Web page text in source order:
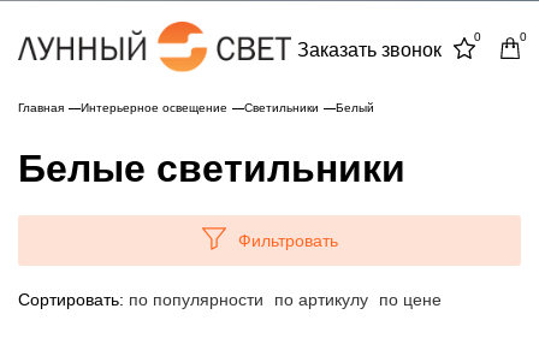
Заказать звонок
0 0
Главная Интерьерное освещение Светильники Белый
Белые светильники
Фильтровать
Сортировать: по популярности по артикулу по цене